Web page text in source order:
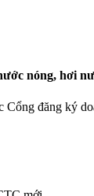
nóng, hơi
đăng ký